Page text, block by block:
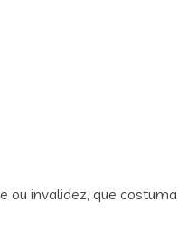
ou invalidez, que